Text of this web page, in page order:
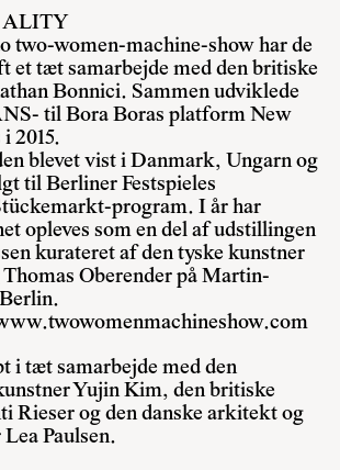
ALITY
two-women-machine-show har de
et tæt samarbejde med den britiske
Bonnici. Sammen udviklede
til Bora Boras platform New
2015.
blevet vist i Danmark, Ungarn og
til Berliner Festspieles
program. I år har
opleves som en del af udstillingen
kurateret af den tyske kunstner
Thomas Oberender på Martin-
i tæt samarbejde med den
Yujin Kim, den britiske
Rieser og den danske arkitekt og
Paulsen.